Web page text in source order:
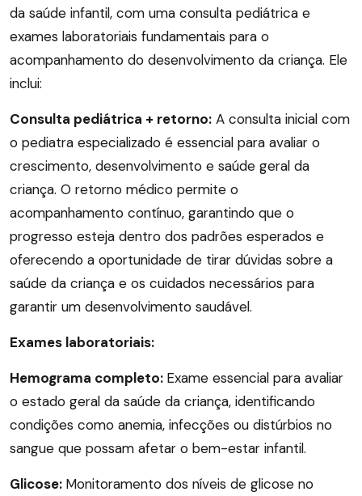
da saúde infantil, com uma consulta pediátrica e
exames laboratoriais fundamentais para o
acompanhamento do desenvolvimento da criança. Ele
inclui:
Consulta pediátrica + retorno: A consulta inicial com
o pediatra especializado é essencial para avaliar o
crescimento, desenvolvimento e saúde geral da
criança. O retorno médico permite o
acompanhamento contínuo, garantindo que o
progresso esteja dentro dos padrões esperados e
oferecendo a oportunidade de tirar dúvidas sobre a
saúde da criança e os cuidados necessários para
garantir um desenvolvimento saudável.
Exames laboratoriais:
Hemograma completo: Exame essencial para avaliar
o estado geral da saúde da criança, identificando
condições como anemia, infecções ou distúrbios no
sangue que possam afetar o bem-estar infantil.
Glicose: Monitoramento dos níveis de glicose no